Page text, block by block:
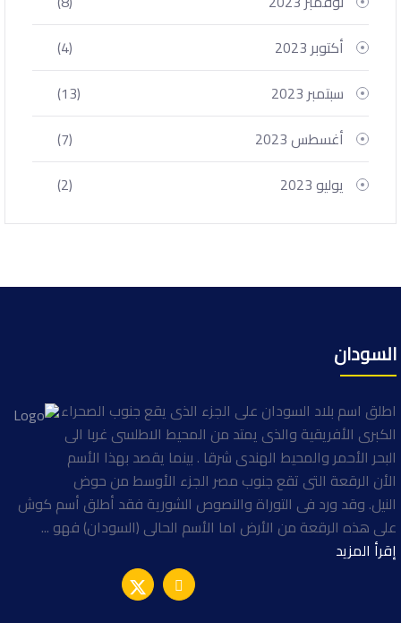
أكتوبر 2023
(4)
سبتمبر 2023
(13)
أغسطس 2023
(7)
يوليو 2023
(2)
السودان
اطلق اسم بلاد السودان على الجزء الذى يقع جنوب الصحراء
الكبرى الأفريقية والذى يمتد من المحيط الاطلسى غربا الى
البحر الأحمر والمحيط الهندى شرقا . بينما يقصد بهذا الأسم
الأن الرقعة التى تقع جنوب مصر الجزء الأوسط من حوض
النيل. وقد ورد فى التوراة والنصوص الشورية فقد أطلق أسم كوش
على هذه الرقعة من الأرض اما الأسم الحالى (السودان) فهو ...
إقرأ المزيد